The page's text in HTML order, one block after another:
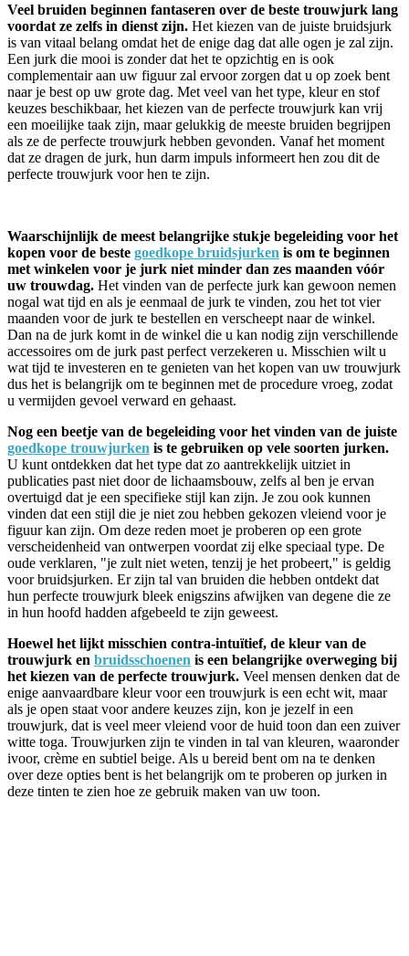
Veel bruiden beginnen fantaseren over de beste trouwjurk lang
voordat ze zelfs in dienst zijn. Het kiezen van de juiste bruidsjurk
is van vitaal belang omdat het de enige dag dat alle ogen je zal zijn.
Een jurk die mooi is zonder dat het te opzichtig en is ook
complementair aan uw figuur zal ervoor zorgen dat u op zoek bent
naar je best op uw grote dag. Met veel van het type, kleur en stof
keuzes beschikbaar, het kiezen van de perfecte trouwjurk kan vrij
een moeilijke taak zijn, maar gelukkig de meeste bruiden begrijpen
als ze de perfecte trouwjurk hebben gevonden. Vanaf het moment
dat ze dragen de jurk, hun darm impuls informeert hen zou dit de
perfecte trouwjurk voor hen te zijn.
Waarschijnlijk de meest belangrijke stukje begeleiding voor het
kopen voor de beste goedkope bruidsjurken is om te beginnen
met winkelen voor je jurk niet minder dan zes maanden vóór
uw trouwdag. Het vinden van de perfecte jurk kan gewoon nemen
nogal wat tijd en als je eenmaal de jurk te vinden, zou het tot vier
maanden voor de jurk te bestellen en verscheept naar de winkel.
Dan na de jurk komt in de winkel die u kan nodig zijn verschillende
accessoires om de jurk past perfect verzekeren u. Misschien wilt u
wat tijd te investeren en te genieten van het kopen van uw trouwjurk
dus het is belangrijk om te beginnen met de procedure vroeg, zodat
u vermijden gevoel verward en gehaast.
Nog een beetje van de begeleiding voor het vinden van de juiste
goedkope trouwjurken is te gebruiken op vele soorten jurken.
U kunt ontdekken dat het type dat zo aantrekkelijk uitziet in
publicaties past niet door de lichaamsbouw, zelfs al ben je ervan
overtuigd dat je een specifieke stijl kan zijn. Je zou ook kunnen
vinden dat een stijl die je niet zou hebben gekozen vleiend voor je
figuur kan zijn. Om deze reden moet je proberen op een grote
verscheidenheid van ontwerpen voordat zij elke speciaal type. De
oude verklaren, "je zult niet weten, tenzij je het probeert," is geldig
voor bruidsjurken. Er zijn tal van bruiden die hebben ontdekt dat
hun perfecte trouwjurk bleek enigszins afwijken van degene die ze
in hun hoofd hadden afgebeeld te zijn geweest.
Hoewel het lijkt misschien contra-intuïtief, de kleur van de
trouwjurk en bruidsschoenen is een belangrijke overweging bij
het ​​kiezen van de perfecte trouwjurk. Veel mensen denken dat de
enige aanvaardbare kleur voor een trouwjurk is een echt wit, maar
als je open staat voor andere keuzes zijn, kon je jezelf in een
trouwjurk, dat is veel meer vleiend voor de huid toon dan een zuiver
witte toga. Trouwjurken zijn te vinden in tal van kleuren, waaronder
ivoor, crème en subtiel beige. Als u bereid bent om na te denken
over deze opties bent is het belangrijk om te proberen op jurken in
deze tinten te zien hoe ze gebruik maken van uw toon.